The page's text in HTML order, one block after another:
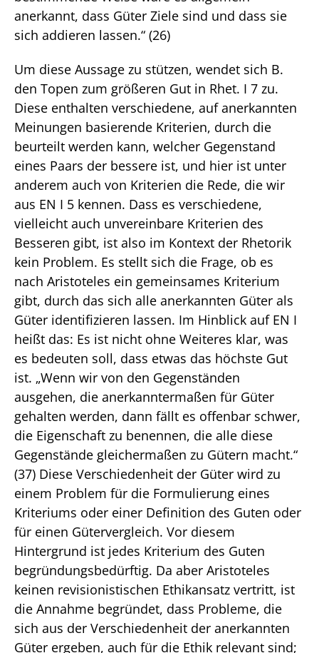
anerkannt, dass Güter Ziele sind und dass sie
sich addieren lassen.“ (26)
Um diese Aussage zu stützen, wendet sich B.
den Topen zum größeren Gut in Rhet. I 7 zu.
Diese enthalten verschiedene, auf anerkannten
Meinungen basierende Kriterien, durch die
beurteilt werden kann, welcher Gegenstand
eines Paars der bessere ist, und hier ist unter
anderem auch von Kriterien die Rede, die wir
aus EN I 5 kennen. Dass es verschiedene,
vielleicht auch unvereinbare Kriterien des
Besseren gibt, ist also im Kontext der Rhetorik
kein Problem. Es stellt sich die Frage, ob es
nach Aristoteles ein gemeinsames Kriterium
gibt, durch das sich alle anerkannten Güter als
Güter identifizieren lassen. Im Hinblick auf EN I
heißt das: Es ist nicht ohne Weiteres klar, was
es bedeuten soll, dass etwas das höchste Gut
ist. „Wenn wir von den Gegenständen
ausgehen, die anerkanntermaßen für Güter
gehalten werden, dann fällt es offenbar schwer,
die Eigenschaft zu benennen, die alle diese
Gegenstände gleichermaßen zu Gütern macht.“
(37) Diese Verschiedenheit der Güter wird zu
einem Problem für die Formulierung eines
Kriteriums oder einer Definition des Guten oder
für einen Gütervergleich. Vor diesem
Hintergrund ist jedes Kriterium des Guten
begründungsbedürftig. Da aber Aristoteles
keinen revisionistischen Ethikansatz vertritt, ist
die Annahme begründet, dass Probleme, die
sich aus der Verschiedenheit der anerkannten
Güter ergeben, auch für die Ethik relevant sind;